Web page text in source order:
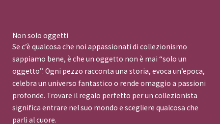
Non solo oggetti
Se c’è qualcosa che noi appassionati di collezionismo
sappiamo bene, è che un oggetto non è mai “solo un
oggetto”. Ogni pezzo racconta una storia, evoca un’epoca,
celebra un universo fantastico o rende omaggio a passioni
profonde. Trovare il regalo perfetto per un collezionista
significa entrare nel suo mondo e scegliere qualcosa che
parli al cuore.